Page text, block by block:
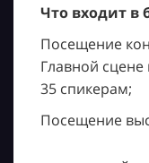
Что входит в
Посещение
Главной сцене
35 спикерам;
Посещение